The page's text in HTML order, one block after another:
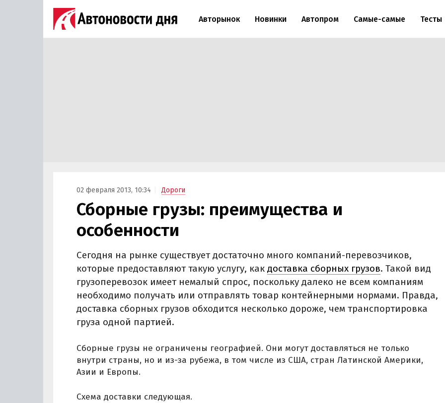
Авторынок Новинки Автопром Самые-самые Тесты
02 февраля 2013, 10:34 Дороги
Сборные грузы: преимущества и
особенности
Сегодня на рынке существует достаточно много компаний-перевозчиков,
которые предоставляют такую услугу, как доставка сборных грузов. Такой вид
грузоперевозок имеет немалый спрос, поскольку далеко не всем компаниям
необходимо получать или отправлять товар контейнерными нормами. Правда,
доставка сборных грузов обходится несколько дороже, чем транспортировка
груза одной партией.
Сборные грузы не ограничены географией. Они могут доставляться не только
внутри страны, но и из-за рубежа, в том числе из США, стран Латинской Америки,
Азии и Европы.
Схема доставки следующая.